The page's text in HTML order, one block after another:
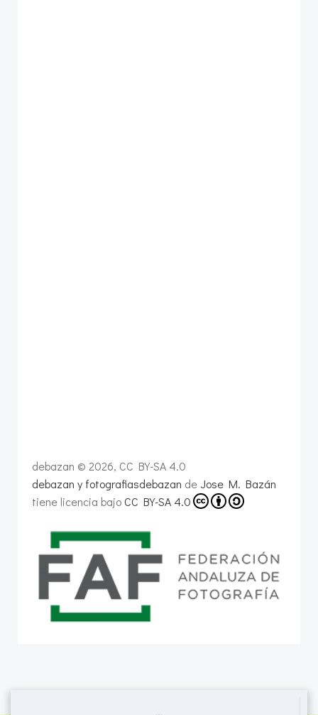
debazan © 2026, CC BY-SA 4.0
debazan y fotografiasdebazan de Jose M. Bazán
tiene licencia bajoCC BY-SA 4.0